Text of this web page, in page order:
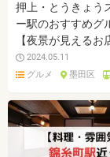
押上・とうきょう
ー駅のおすすめグ
【夜景が見えるお
2024.05.11
グルメ
墨田区